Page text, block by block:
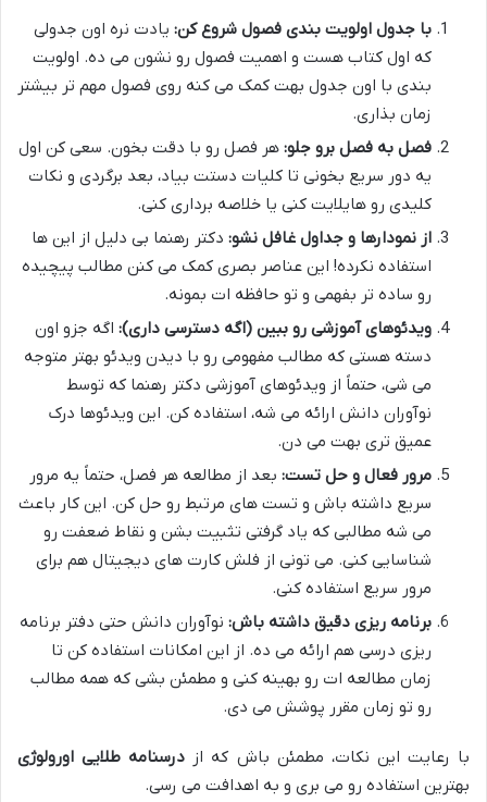
با جدول اولویت بندی فصول شروع کن: یادت نره اون جدولی
که اول کتاب هست و اهمیت فصول رو نشون می ده. اولویت
بندی با اون جدول بهت کمک می کنه روی فصول مهم تر بیشتر
زمان بذاری.
فصل به فصل برو جلو: هر فصل رو با دقت بخون. سعی کن اول
یه دور سریع بخونی تا کلیات دستت بیاد، بعد برگردی و نکات
کلیدی رو هایلایت کنی یا خلاصه برداری کنی.
از نمودارها و جداول غافل نشو: دکتر رهنما بی دلیل از این ها
استفاده نکرده! این عناصر بصری کمک می کنن مطالب پیچیده
رو ساده تر بفهمی و تو حافظه ات بمونه.
ویدئوهای آموزشی رو ببین (اگه دسترسی داری): اگه جزو اون
دسته هستی که مطالب مفهومی رو با دیدن ویدئو بهتر متوجه
می شی، حتماً از ویدئوهای آموزشی دکتر رهنما که توسط
نوآوران دانش ارائه می شه، استفاده کن. این ویدئوها درک
عمیق تری بهت می دن.
مرور فعال و حل تست: بعد از مطالعه هر فصل، حتماً یه مرور
سریع داشته باش و تست های مرتبط رو حل کن. این کار باعث
می شه مطالبی که یاد گرفتی تثبیت بشن و نقاط ضعفت رو
شناسایی کنی. می تونی از فلش کارت های دیجیتال هم برای
مرور سریع استفاده کنی.
برنامه ریزی دقیق داشته باش: نوآوران دانش حتی دفتر برنامه
ریزی درسی هم ارائه می ده. از این امکانات استفاده کن تا
زمان مطالعه ات رو بهینه کنی و مطمئن بشی که همه مطالب
رو تو زمان مقرر پوشش می دی.
با رعایت این نکات، مطمئن باش که از درسنامه طلایی اورولوژی
بهترین استفاده رو می بری و به اهدافت می رسی.